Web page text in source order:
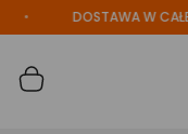
DOSTAWA W CAŁEJ